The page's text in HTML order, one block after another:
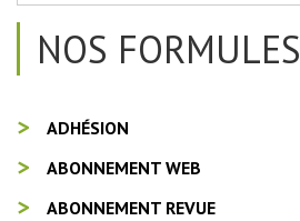
NOS FORMULES
ADHÉSION
ABONNEMENT WEB
ABONNEMENT REVUE